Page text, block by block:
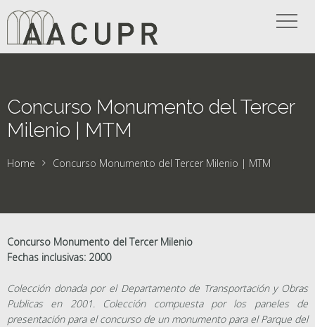
Concurso Monumento del Tercer
Milenio | MTM
Home Concurso Monumento del Tercer Milenio | MTM
Concurso Monumento del Tercer Milenio
Fechas inclusivas: 2000
Colección donada por el Departamento de Transportación y Obras
Publicas en 2001. Colección compuesta por los paneles de
presentación para el concurso de un monumento para el Parque del